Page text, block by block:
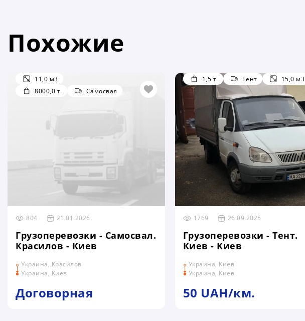
Похожие
8000,0 т. Самосвал
11,0 м3
804 21.01.2026
Грузоперевозки - Самосвал.
Красилов - Киев
Украина, Красилов
Украина, Киев
Договорная
1,5 т. Тент 15,0 м3
1769 26.09.2025
Грузоперевозки - Тент.
Киев - Киев
Украина, Киев
Украина, Киев
50 UAH/км.